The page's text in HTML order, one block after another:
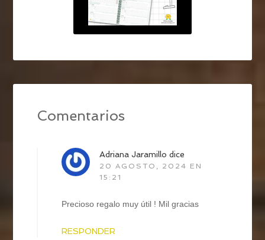
Comentarios
Adriana Jaramillo dice
20 AGOSTO, 2024 EN
15:21
Precioso regalo muy útil ! Mil gracias
RESPONDER